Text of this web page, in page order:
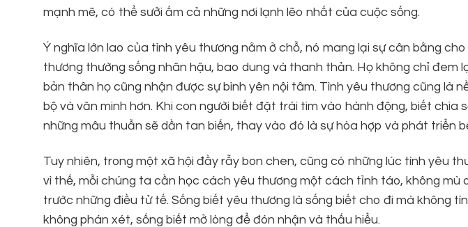
mạnh mẽ, có thể sưởi ấm cả những nơi lạnh lẽo nhất của cuộc sống.
Ý nghĩa lớn lao của tình yêu thương nằm ở chỗ, nó mang lại sự cân bằng
thương thường sống nhân hậu, bao dung và thanh thản. Họ không chỉ đem
bản thân họ cũng nhận được sự bình yên nội tâm. Tình yêu thương cũng là
bộ và văn minh hơn. Khi con người biết đặt trái tim vào hành động, biết chia
những mâu thuẫn sẽ dần tan biến, thay vào đó là sự hòa hợp và phát triển
Tuy nhiên, trong một xã hội đầy rẫy bon chen, cũng có những lúc tình yêu
vì thế, mỗi chúng ta cần học cách yêu thương một cách tỉnh táo, không mù
trước những điều tử tế. Sống biết yêu thương là sống biết cho đi mà không
không phán xét, sống biết mở lòng để đón nhận và thấu hiểu.